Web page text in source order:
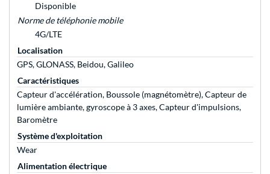
Disponible
Norme de téléphonie mobile
4G/LTE
Localisation
GPS, GLONASS, Beidou, Galileo
Caractéristiques
Capteur d'accélération, Boussole (magnétomètre), Capteur de
lumière ambiante, gyroscope à 3 axes, Capteur d'impulsions,
Baromètre
Système d'exploitation
Wear
Alimentation électrique